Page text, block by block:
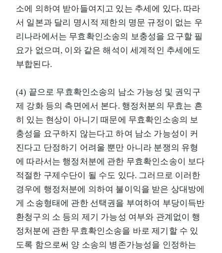
소에 의하여 받아들여지고 있는 추세에 있다. 따라
서 일본과 달리 명시적 제한의 명문 규정이 없는 우
리나라에서는 무효확인소송의 보충성을 요구할 필
요가 없으며, 이와 같은 해석이 세계적인 추세에도
부합된다.
(4) 끝으로 무효확인소송의 남소 가능성 및 권익구
제 강화 등의 측면에서 본다. 행정처분의 무효는 흔
히 있는 현상이 아니기 때문에 무효확인소송의 보
충성을 요구하지 않는다고 하여 남소 가능성이 커
진다고 단정하기 어려울 뿐만 아니라 분쟁의 유형
에 따라서는 행정처분에 관한 무효확인소송이 보다
적절한 구제수단이 될 수도 있다. 그러므로 이러한
경우에 행정처분에 의하여 불이익을 받은 상대방에
게 소송형태에 관한 선택권을 부여하여 부당이득반
환청구의 소 등의 제기 가능성 여부와 관계없이 행
정처분에 관한 무효확인소송을 바로 제기할 수 있
도록 함으로써 양 소송의 병존가능성을 인정하는